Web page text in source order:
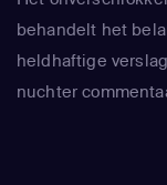
behandelt het
heldhaftige
nuchter